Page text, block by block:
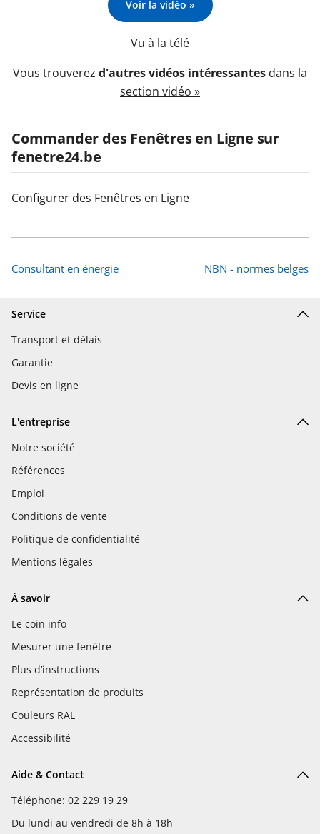
Voir la vidéo »
Vu à la télé
Vous trouverez d'autres vidéos intéressantes dans la
section vidéo »
Commander des Fenêtres en Ligne sur
fenetre24.be
Configurer des Fenêtres en Ligne
Consultant en énergie NBN - normes belges
Service
Transport et délais
Garantie
Devis en ligne
L'entreprise
Notre société
Références
Emploi
Conditions de vente
Politique de confidentialité
Mentions légales
À savoir
Le coin info
Mesurer une fenêtre
Plus d’instructions
Représentation de produits
Couleurs RAL
Accessibilité
Aide & Contact
Téléphone: 02 229 19 29
Du lundi au vendredi de 8h à 18h